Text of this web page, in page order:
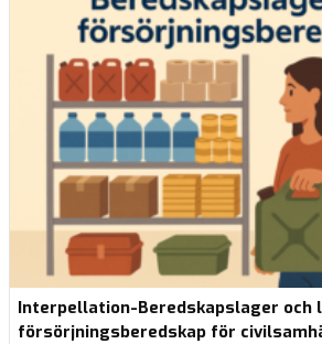
Interpellation-Beredskapslager och
försörjningsberedskap för